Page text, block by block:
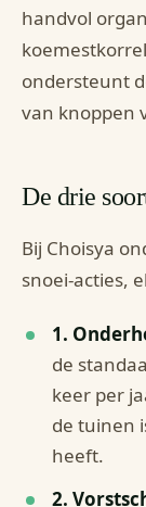
handvol
ondersteunt
van knoppen
De drie
Bij Choisya
snoei-acties,
1.
de
keer per
de tuinen
heeft.
2.